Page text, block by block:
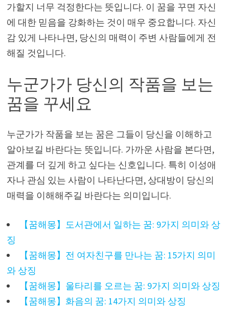
가할지 너무 걱정한다는 뜻입니다. 이 꿈을 꾸면 자신
에 대한 믿음을 강화하는 것이 매우 중요합니다. 자신
감 있게 나타나면, 당신의 매력이 주변 사람들에게 전
해질 것입니다.
누군가가 당신의 작품을 보는
꿈을 꾸세요
누군가가 작품을 보는 꿈은 그들이 당신을 이해하고
알아보길 바란다는 뜻입니다. 가까운 사람을 본다면,
관계를 더 깊게 하고 싶다는 신호입니다. 특히 이성애
자나 관심 있는 사람이 나타난다면, 상대방이 당신의
매력을 이해해주길 바란다는 의미입니다.
【꿈해몽】도서관에서 일하는 꿈: 9가지 의미와 상
징
【꿈해몽】전 여자친구를 만나는 꿈: 15가지 의미
와 상징
【꿈해몽】울타리를 오르는 꿈: 9가지 의미와 상징
【꿈해몽】화음의 꿈: 14가지 의미와 상징